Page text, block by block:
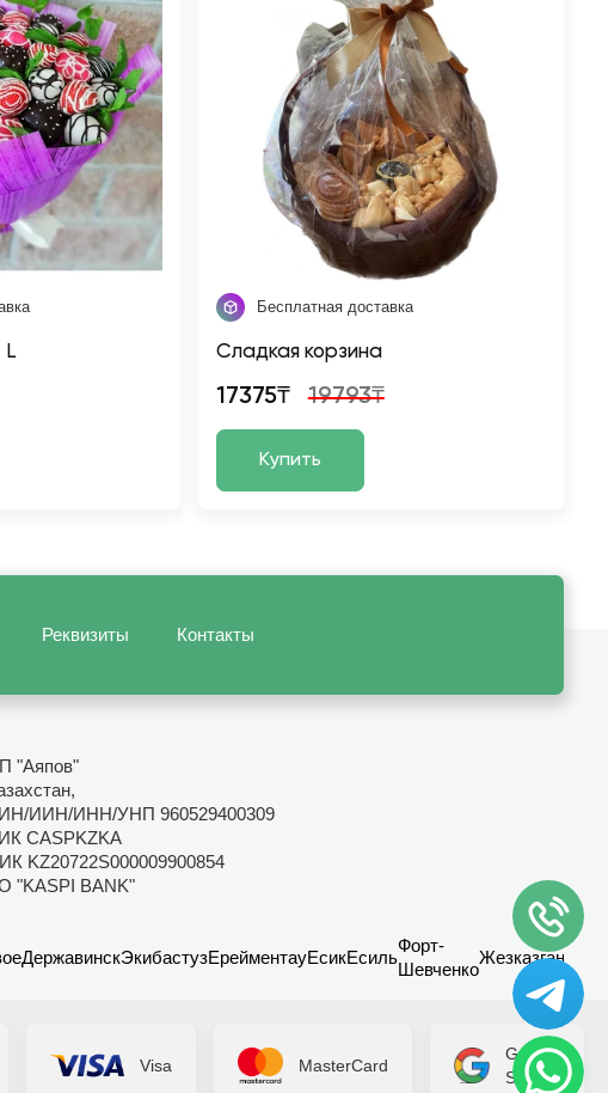
L
Бесплатная доставка
Сладкая корзина
17375₸ 19793₸
Купить
Реквизиты Контакты
"Аяпов"
ИИН/ИНН/УНП 960529400309
CASPKZKA
KZ20722S000009900854
"KASPI BANK"
ДержавинскЭкибастузЕрейментауЕсикЕсиль
Форт-
Шевченко
Жезказган
Visa MasterCard
Google
Secure